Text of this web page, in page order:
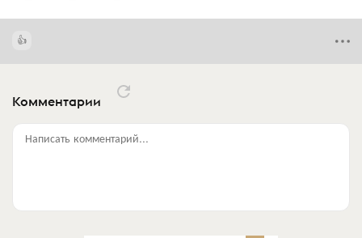
Комментарии
Написать комментарий...